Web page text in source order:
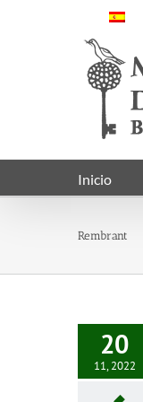
Inicio
Rembrant
20
11, 2022